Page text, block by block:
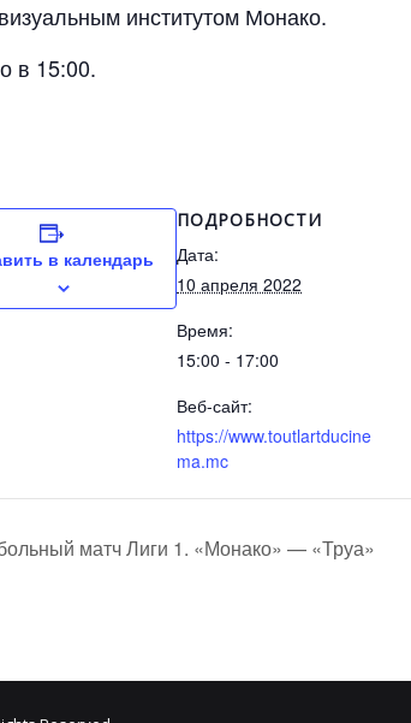
институтом Монако.
в 15:00.
в календарь
ПОДРОБНОСТИ
Дата:
10 апреля 2022
Время:
15:00 - 17:00
Веб-сайт:
https://www.toutlartducine
ma.mc
матч Лиги 1. «Монако» — «Труа»